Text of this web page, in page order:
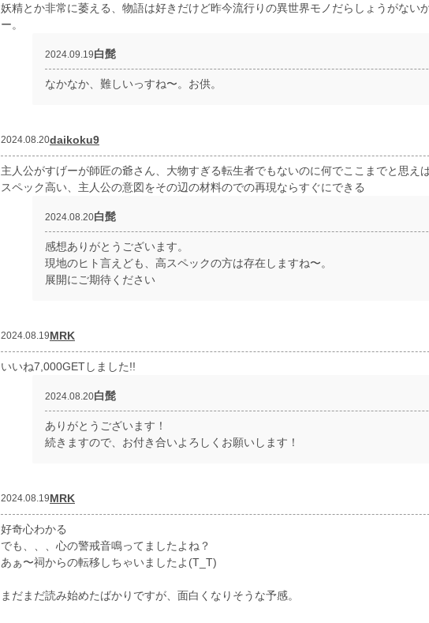
妖精とか非常に萎える、物語は好きだけど昨今流行りの異世界モノだらしょうがない
ー。
2024.09.19白髭
なかなか、難しいっすね〜。お供。
2024.08.20daikoku9
主人公がすげーが師匠の爺さん、大物すぎる転生者でもないのに何でここまでと思え
スペック高い、主人公の意図をその辺の材料のでの再現ならすぐにできる
2024.08.20白髭
感想ありがとうございます。
現地のヒト言えども、高スペックの方は存在しますね〜。
展開にご期待ください
2024.08.19MRK
いいね7,000GETしました!!
2024.08.20白髭
ありがとうございます！
続きますので、お付き合いよろしくお願いします！
2024.08.19MRK
好奇心わかる
でも、、、心の警戒音鳴ってましたよね？
あぁ〜祠からの転移しちゃいましたよ(T_T)
まだまだ読み始めたばかりですが、面白くなりそうな予感。